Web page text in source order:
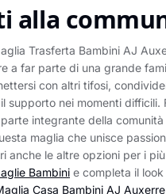
alla
Trasferta Bambini AJ
a far parte di una grande
con altri tifosi,
supporto nei momenti difficili.
integrante della comunità
maglia che unisce
anche le altre opzioni per i
Bambini e completa il
Casa Bambini AJ